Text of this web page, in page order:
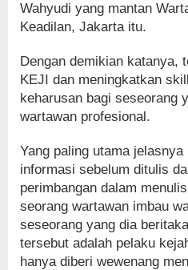
Wahyudi yang mantan
Keadilan, Jakarta itu.
Dengan demikian katanya,
KEJI dan meningkatkan
keharusan bagi seseorang
wartawan profesional.
Yang paling utama
informasi sebelum ditulis
perimbangan dalam
seorang wartawan imbau
seseorang yang dia
tersebut adalah pelaku
hanya diberi wewenang